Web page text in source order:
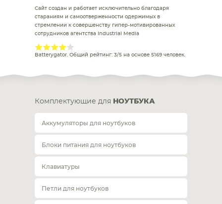
Сайт создан и работает исключительно благодаря
стараниям и самоотверженности одержимых в
стремлении к совершенству гипер-мотивированных
сотрудников агентства Industrial Media
Batterygator. Общий рейтинг: 3/5 на основе 5169 человек.
Комплектующие для НОУТБУКА
Аккумуляторы для ноутбуков
Блоки питания для ноутбуков
Клавиатуры
Петли для ноутбуков